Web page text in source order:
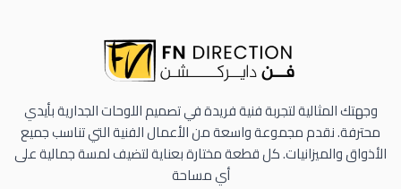
وجهتك المثالية لتجربة فنية فريدة في تصميم اللوحات الجدارية بأيدي
محترفة. نقدم مجموعة واسعة من الأعمال الفنية التي تناسب جميع
الأذواق والميزانيات. كل قطعة مختارة بعناية لتضيف لمسة جمالية على
أي مساحة